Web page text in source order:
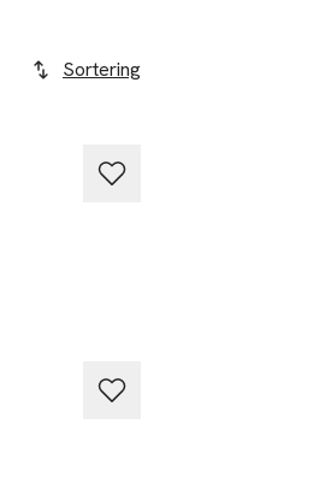
Sortering